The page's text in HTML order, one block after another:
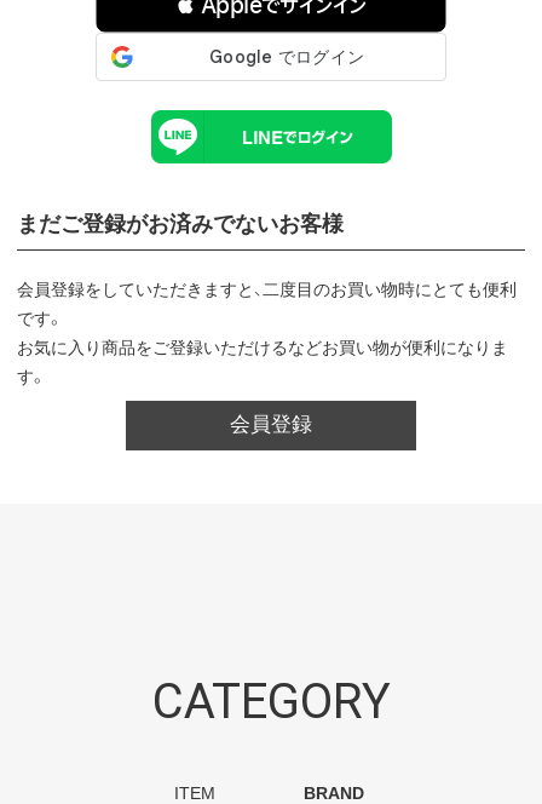
 Appleでサインイン
まだご登録がお済みでないお客様
会員登録をしていただきますと、二度目のお買い物時にとても便利
です。
お気に入り商品をご登録いただけるなどお買い物が便利になりま
す。
会員登録
CATEGORY
ITEM BRAND